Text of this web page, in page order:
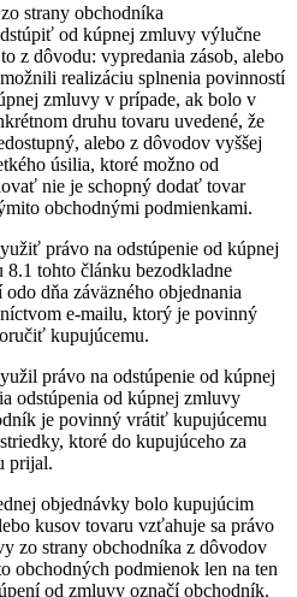
strany obchodníka
od kúpnej zmluvy výlučne
z dôvodu: vypredania zásob, alebo
realizáciu splnenia povinností
zmluvy v prípade, ak bolo v
druhu tovaru uvedené, že
alebo z dôvodov vyššej
úsilia, ktoré možno od
nie je schopný dodať tovar
obchodnými podmienkami.
právo na odstúpenie od kúpnej
tohto článku bezodkladne
dňa záväzného objednania
e-mailu, ktorý je povinný
kupujúcemu.
právo na odstúpenie od kúpnej
odstúpenia od kúpnej zmluvy
je povinný vrátiť kupujúcemu
ktoré do kupujúceho za
prijal.
objednávky bolo kupujúcim
kusov tovaru vzťahuje sa právo
zo strany obchodníka z dôvodov
obchodných podmienok len na ten
od zmluvy označí obchodník.